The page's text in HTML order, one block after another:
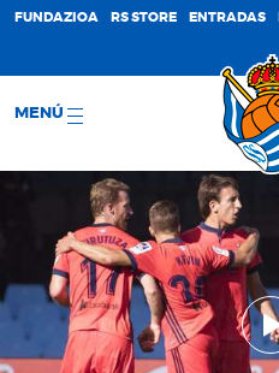
FUNDAZIOA RS STORE ENTRADAS
MENÚ